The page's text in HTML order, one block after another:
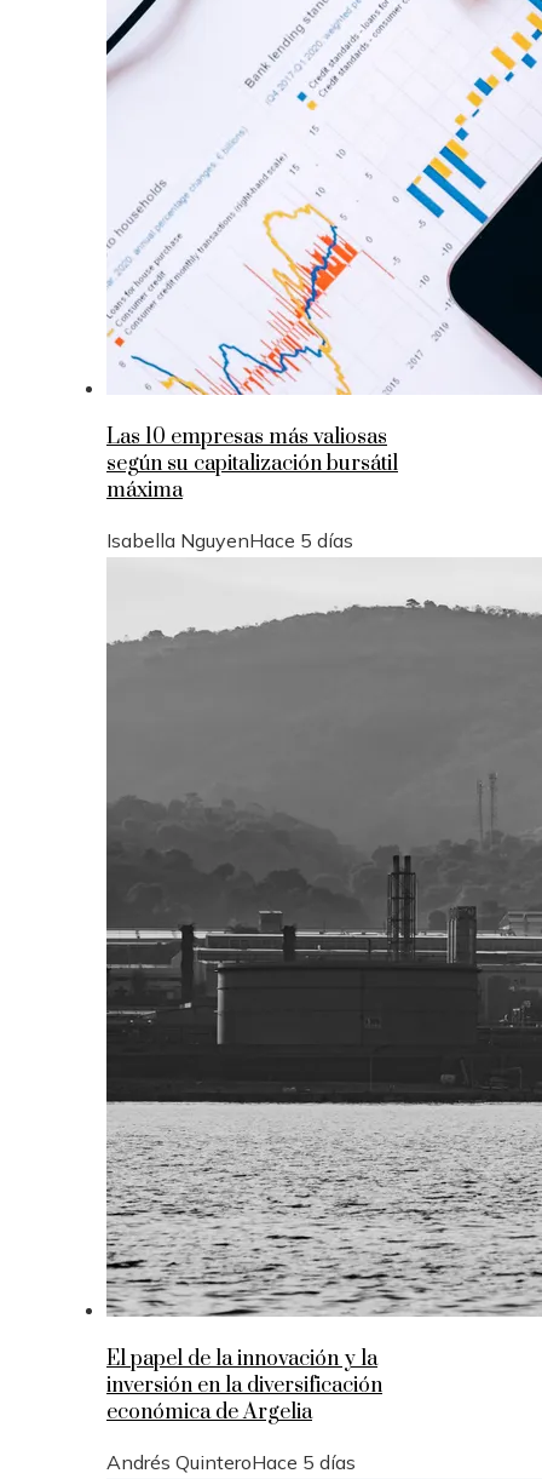
Las 10 empresas más valiosas
según su capitalización bursátil
máxima
Isabella NguyenHace 5 días
El papel de la innovación y la
inversión en la diversificación
económica de Argelia
Andrés QuinteroHace 5 días